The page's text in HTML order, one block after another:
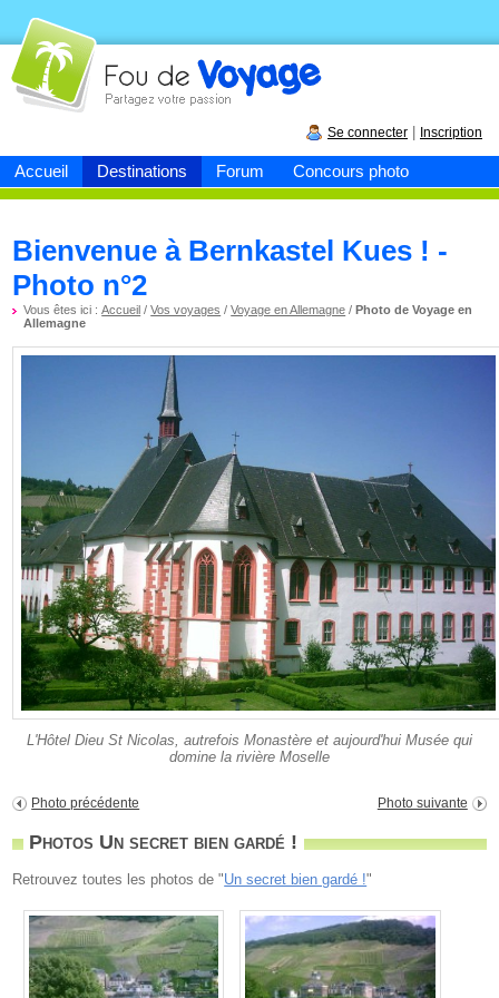
Accueil Destinations Forum Concours photo
Fou devoyage
Se connecter Inscription
Bienvenue à Bernkastel Kues ! -
Photo n°2
Vous êtes ici :Accueil /Vos voyages /Voyage en Allemagne /Photo de Voyage en
Allemagne
L'Hôtel Dieu St Nicolas, autrefois Monastère et aujourd'hui Musée qui
domine la rivière Moselle
Photo précédente Photo suivante
Photos Un secret bien gardé !
Retrouvez toutes les photos de "Un secret bien gardé !"